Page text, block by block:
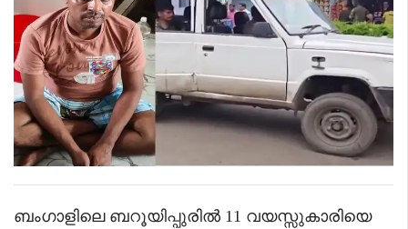
ബംഗാളിലെ ബറൂയിപ്പുരിൽ 11 വയസ്സുകാരിയെ